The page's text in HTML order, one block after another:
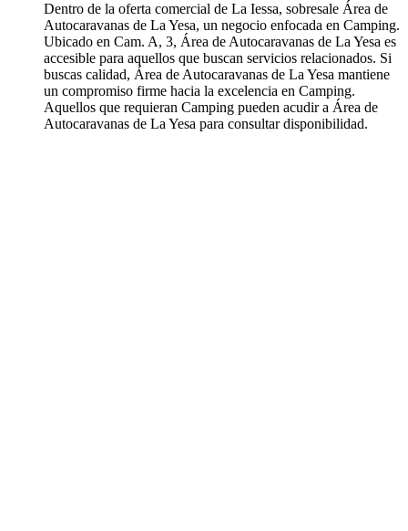
Dentro de la oferta comercial de La Iessa, sobresale Área de
Autocaravanas de La Yesa, un negocio enfocada en Camping.
Ubicado en Cam. A, 3, Área de Autocaravanas de La Yesa es
accesible para aquellos que buscan servicios relacionados. Si
buscas calidad, Área de Autocaravanas de La Yesa mantiene
un compromiso firme hacia la excelencia en Camping.
Aquellos que requieran Camping pueden acudir a Área de
Autocaravanas de La Yesa para consultar disponibilidad.